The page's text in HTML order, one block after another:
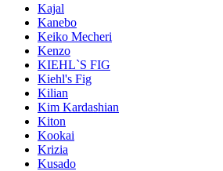
Kajal
Kanebo
Keiko Mecheri
Kenzo
KIEHL`S FIG
Kiehl's Fig
Kilian
Kim Kardashian
Kiton
Kookai
Krizia
Kusado